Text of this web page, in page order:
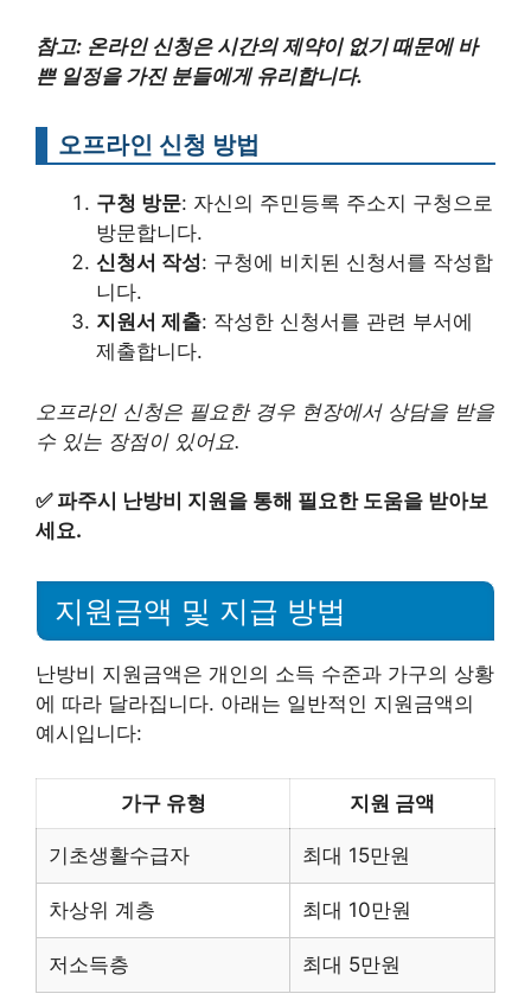
참고: 온라인 신청은 시간의 제약이 없기 때문에 바
쁜 일정을 가진 분들에게 유리합니다.
오프라인 신청 방법
구청 방문: 자신의 주민등록 주소지 구청으로
방문합니다.
신청서 작성: 구청에 비치된 신청서를 작성합
니다.
지원서 제출: 작성한 신청서를 관련 부서에
제출합니다.
오프라인 신청은 필요한 경우 현장에서 상담을 받을
수 있는 장점이 있어요.
✅ 파주시 난방비 지원을 통해 필요한 도움을 받아보
세요.
지원금액 및 지급 방법
난방비 지원금액은 개인의 소득 수준과 가구의 상황
에 따라 달라집니다. 아래는 일반적인 지원금액의
예시입니다:
가구 유형 지원 금액
기초생활수급자 최대 15만원
차상위 계층 최대 10만원
저소득층 최대 5만원